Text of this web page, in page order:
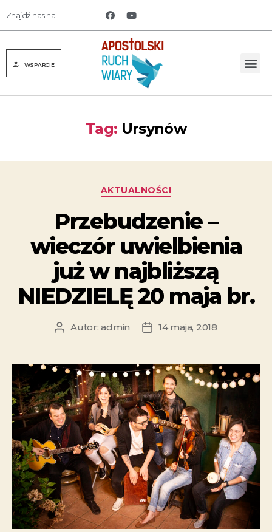
Znajdź nas na:
WSPARCIE
Tag: Ursynów
AKTUALNOŚCI
Przebudzenie –
wieczór uwielbienia
już w najbliższą
NIEDZIELĘ 20 maja br.
Autor:admin 14 maja, 2018